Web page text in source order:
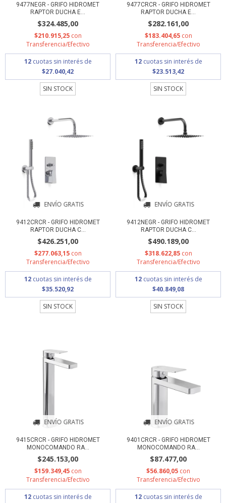
9477NEGR - GRIFO HIDROMET
RAPTOR DUCHA E...
$324.485,00
$210.915,25 con
Transferencia/Efectivo
12 cuotas sin interés de
$27.040,42
SIN STOCK
9477CRCR - GRIFO HIDROMET
RAPTOR DUCHA E...
$282.161,00
$183.404,65 con
Transferencia/Efectivo
12 cuotas sin interés de
$23.513,42
SIN STOCK
ENVÍO GRATIS
9412CRCR - GRIFO HIDROMET
RAPTOR DUCHA C...
$426.251,00
$277.063,15 con
Transferencia/Efectivo
12 cuotas sin interés de
$35.520,92
SIN STOCK
ENVÍO GRATIS
9412NEGR - GRIFO HIDROMET
RAPTOR DUCHA C...
$490.189,00
$318.622,85 con
Transferencia/Efectivo
12 cuotas sin interés de
$40.849,08
SIN STOCK
ENVÍO GRATIS
9415CRCR - GRIFO HIDROMET
MONOCOMANDO RA...
$245.153,00
$159.349,45 con
Transferencia/Efectivo
12 cuotas sin interés de
ENVÍO GRATIS
9401CRCR - GRIFO HIDROMET
MONOCOMANDO RA...
$87.477,00
$56.860,05 con
Transferencia/Efectivo
12 cuotas sin interés de